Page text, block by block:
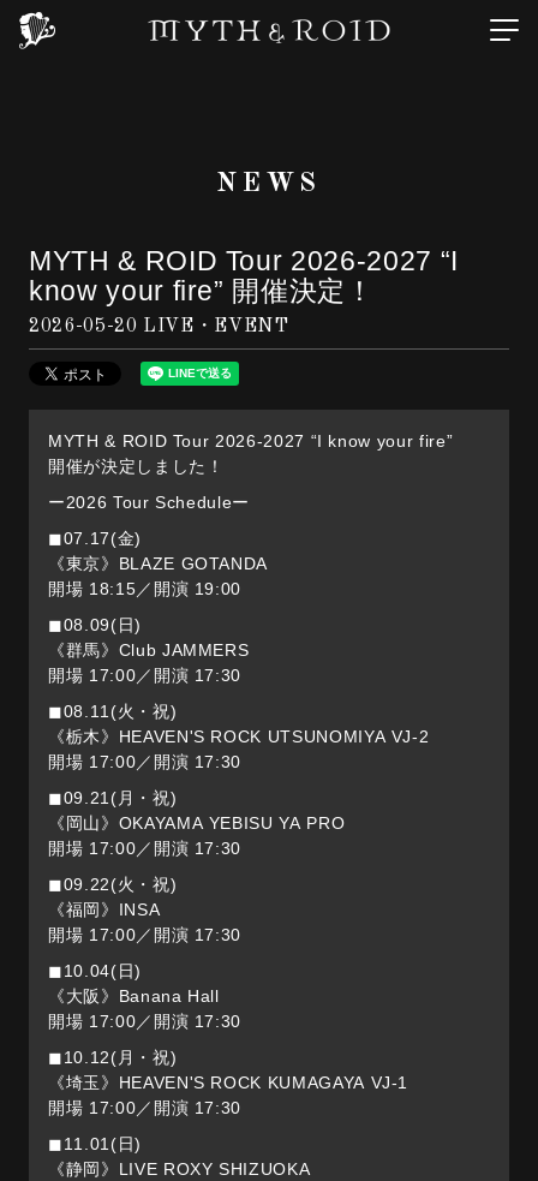
NEWS
MYTH & ROID Tour 2026-2027 “I
know your fire” 開催決定！
2026-05-20 LIVE・EVENT
MYTH & ROID Tour 2026-2027 “I know your fire”
開催が決定しました！
ー2026 Tour Scheduleー
◼︎07.17(金)
《東京》BLAZE GOTANDA
開場 18:15／開演 19:00
◼︎08.09(日)
《群馬》Club JAMMERS
開場 17:00／開演 17:30
◼︎08.11(火・祝)
《栃木》HEAVEN'S ROCK UTSUNOMIYA VJ-2
開場 17:00／開演 17:30
◼︎09.21(月・祝)
《岡山》OKAYAMA YEBISU YA PRO
開場 17:00／開演 17:30
◼︎09.22(火・祝)
《福岡》INSA
開場 17:00／開演 17:30
◼︎10.04(日)
《大阪》Banana Hall
開場 17:00／開演 17:30
◼︎10.12(月・祝)
《埼玉》HEAVEN'S ROCK KUMAGAYA VJ-1
開場 17:00／開演 17:30
◼︎11.01(日)
《静岡》LIVE ROXY SHIZUOKA